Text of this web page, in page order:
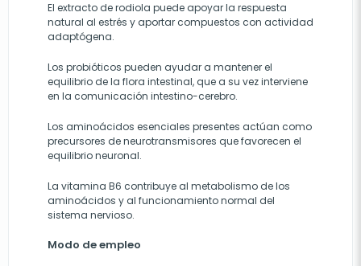
El extracto de rodiola puede apoyar la respuesta
natural al estrés y aportar compuestos con actividad
adaptógena.
Los probióticos pueden ayudar a mantener el
equilibrio de la flora intestinal, que a su vez interviene
en la comunicación intestino-cerebro.
Los aminoácidos esenciales presentes actúan como
precursores de neurotransmisores que favorecen el
equilibrio neuronal.
La vitamina B6 contribuye al metabolismo de los
aminoácidos y al funcionamiento normal del
sistema nervioso.
Modo de empleo